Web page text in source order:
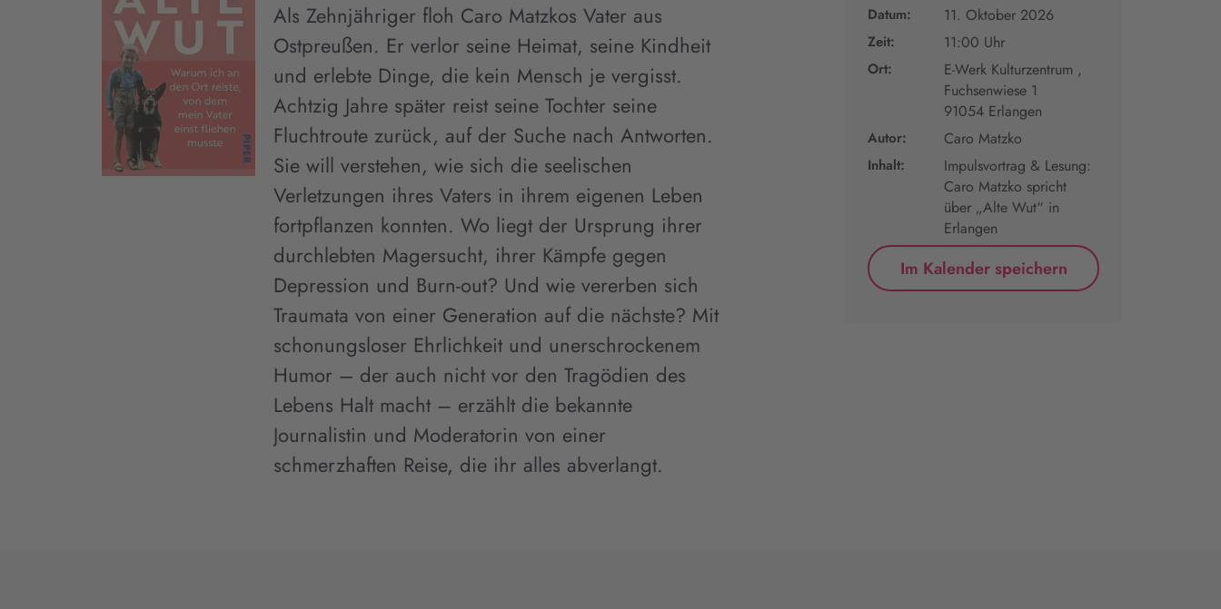
Als Zehnjähriger floh Caro Matzkos Vater aus
Ostpreußen. Er verlor seine Heimat, seine Kindheit
und erlebte Dinge, die kein Mensch je vergisst.
Achtzig Jahre später reist seine Tochter seine
Fluchtroute zurück, auf der Suche nach Antworten.
Sie will verstehen, wie sich die seelischen
Verletzungen ihres Vaters in ihrem eigenen Leben
fortpflanzen konnten. Wo liegt der Ursprung ihrer
durchlebten Magersucht, ihrer Kämpfe gegen
Depression und Burn-out? Und wie vererben sich
Traumata von einer Generation auf die nächste? Mit
schonungsloser Ehrlichkeit und unerschrockenem
Humor – der auch nicht vor den Tragödien des
Lebens Halt macht – erzählt die bekannte
Journalistin und Moderatorin von einer
schmerzhaften Reise, die ihr alles abverlangt.
Datum: 11. Oktober 2026
Zeit: 11:00 Uhr
Ort:
E-Werk Kulturzentrum ,
Fuchsenwiese 1
91054 Erlangen
Autor: Caro Matzko
Inhalt:
Impulsvortrag & Lesung:
Caro Matzko spricht
über „Alte Wut“ in
Erlangen
Im Kalender speichern